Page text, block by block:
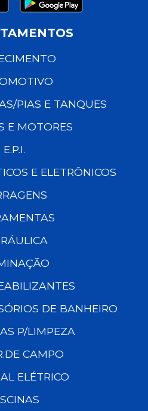
PIAS E TANQUES
E MOTORES
E.P.I.
E ELETRÔNICOS
DE BANHEIRO
P/LIMPEZA
CAMPO
ELÉTRICO